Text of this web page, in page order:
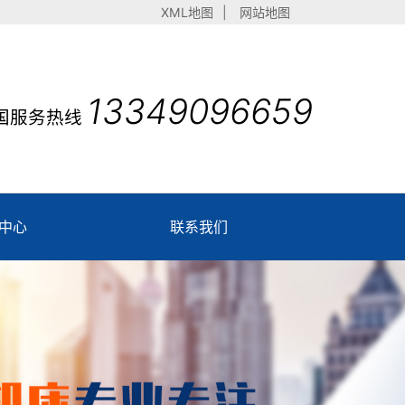
XML地图 网站地图
服务热线 13349096659
心 联系我们